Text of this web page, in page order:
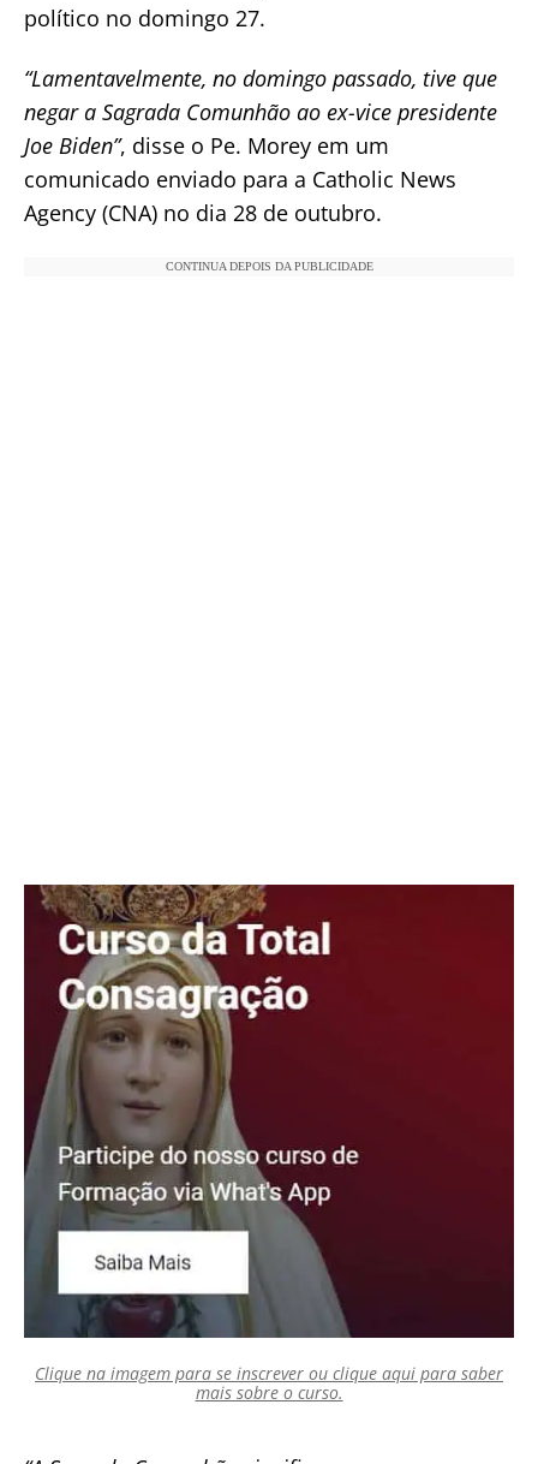
político no domingo 27.
“Lamentavelmente, no domingo passado, tive que
negar a Sagrada Comunhão ao ex-vice presidente
Joe Biden”, disse o Pe. Morey em um
comunicado enviado para a Catholic News
Agency (CNA) no dia 28 de outubro.
CONTINUA DEPOIS DA PUBLICIDADE
Clique na imagem para se inscrever ou clique aqui para saber
mais sobre o curso.